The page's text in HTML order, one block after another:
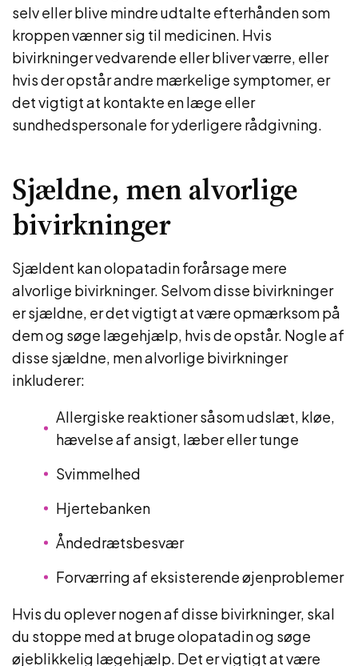
selv eller blive mindre udtalte efterhånden som
kroppen vænner sig til medicinen. Hvis
bivirkninger vedvarende eller bliver værre, eller
hvis der opstår andre mærkelige symptomer, er
det vigtigt at kontakte en læge eller
sundhedspersonale for yderligere rådgivning.
Sjældne, men alvorlige
bivirkninger
Sjældent kan olopatadin forårsage mere
alvorlige bivirkninger. Selvom disse bivirkninger
er sjældne, er det vigtigt at være opmærksom på
dem og søge lægehjælp, hvis de opstår. Nogle af
disse sjældne, men alvorlige bivirkninger
inkluderer:
Allergiske reaktioner såsom udslæt, kløe,
hævelse af ansigt, læber eller tunge
Svimmelhed
Hjertebanken
Åndedrætsbesvær
Forværring af eksisterende øjenproblemer
Hvis du oplever nogen af disse bivirkninger, skal
du stoppe med at bruge olopatadin og søge
øjeblikkelig lægehjælp. Det er vigtigt at være